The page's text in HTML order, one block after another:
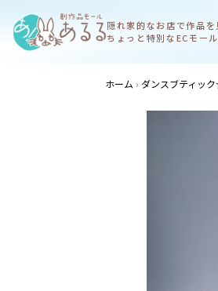
隠れ家的なお店で作品を
ちょっと特別なECモール
ホーム ダンスブティッ